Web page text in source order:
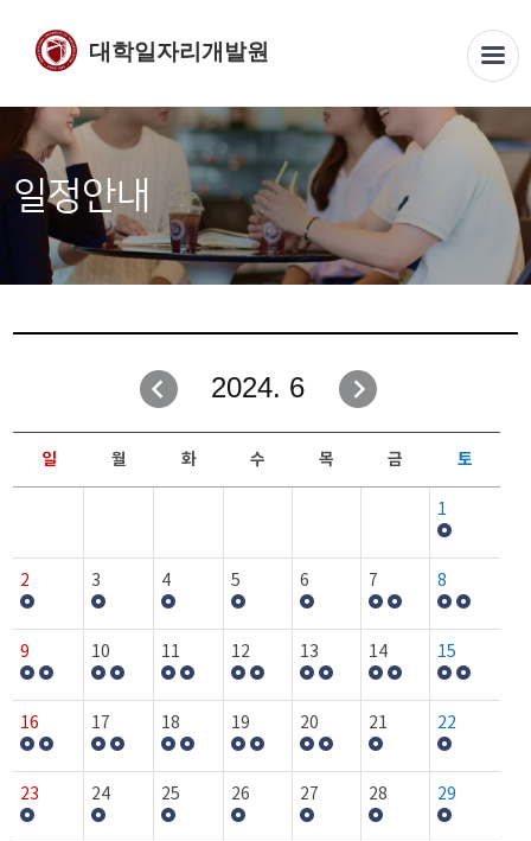
대학일자리개발원
일정안내
2024. 6
일 월 화 수 목 금 토
1
2 3 4 5 6 7 8
9 10 11 12 13 14 15
16 17 18 19 20 21 22
23 24 25 26 27 28 29